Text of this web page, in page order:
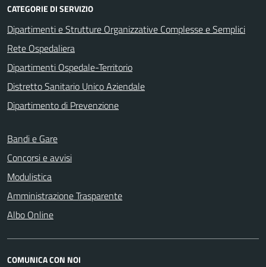
CATEGORIE DI SERVIZIO
Dipartimenti e Strutture Organizzative Complesse e Semplici
Rete Ospedaliera
Dipartimenti Ospedale-Territorio
Distretto Sanitario Unico Aziendale
Dipartimento di Prevenzione
Bandi e Gare
Concorsi e avvisi
Modulistica
Amministrazione Trasparente
Albo Online
COMUNICA CON NOI